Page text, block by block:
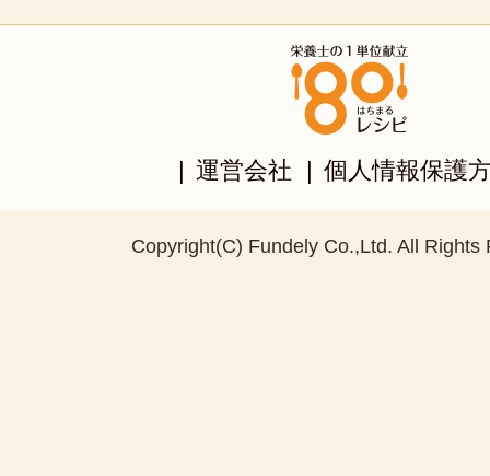
運営会社 個人情報保護
Copyright(C) Fundely Co.,Ltd. All Rights